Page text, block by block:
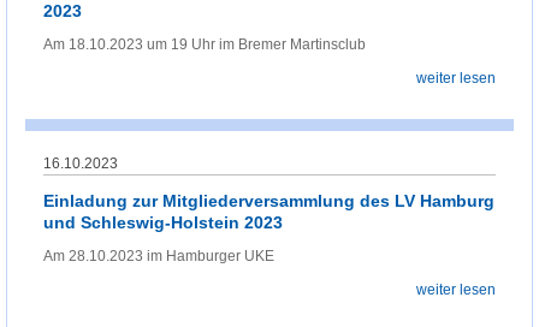
2023
Am 18.10.2023 um 19 Uhr im Bremer Martinsclub
weiter lesen
16.10.2023
Einladung zur Mitgliederversammlung des LV Hamburg
und Schleswig-Holstein 2023
Am 28.10.2023 im Hamburger UKE
weiter lesen